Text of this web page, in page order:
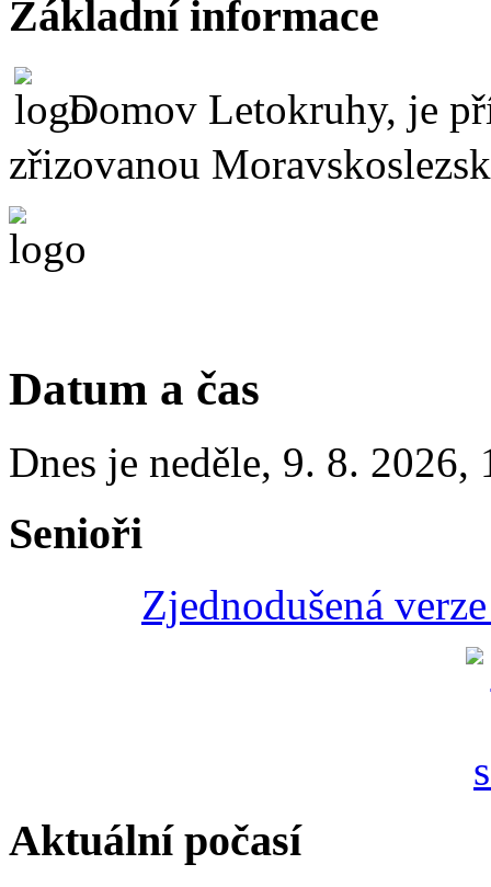
Základní informace
Domov Letokruhy, je
zřizovanou
Datum a čas
Dnes je neděle, 9. 8. 2026,
Senioři
Zjednodušená
Aktuální počasí